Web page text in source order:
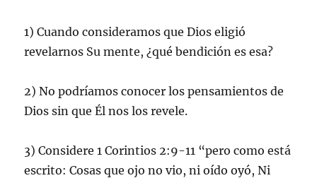
1) Cuando consideramos que Dios eligió
revelarnos Su mente, ¿qué bendición es esa?
2) No podríamos conocer los pensamientos de
Dios sin que Él nos los revele.
3) Considere 1 Corintios 2:9-11 “pero como está
escrito: Cosas que ojo no vio, ni oído oyó, Ni